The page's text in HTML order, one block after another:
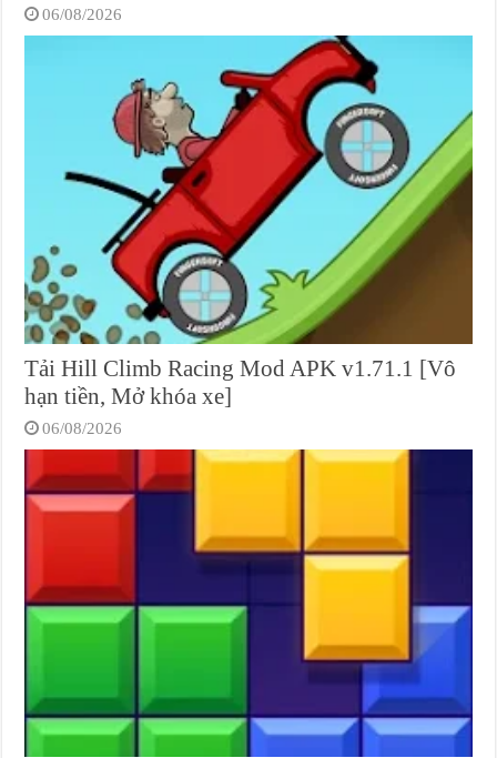
06/08/2026
Tải Hill Climb Racing Mod APK v1.71.1 [Vô
hạn tiền, Mở khóa xe]
06/08/2026